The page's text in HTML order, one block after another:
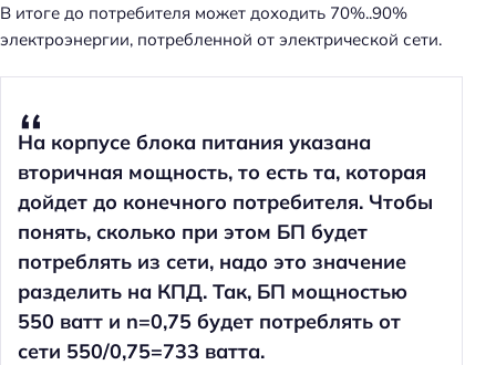
В итоге до потребителя может доходить 70%..90%
электроэнергии, потребленной от электрической сети.
На корпусе блока питания указана
вторичная мощность, то есть та, которая
дойдет до конечного потребителя. Чтобы
понять, сколько при этом БП будет
потреблять из сети, надо это значение
разделить на КПД. Так, БП мощностью
550 ватт и n=0,75 будет потреблять от
сети 550/0,75=733 ватта.